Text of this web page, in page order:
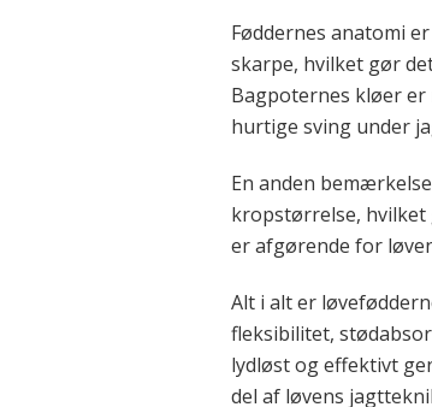
Føddernes anatomi
skarpe, hvilket gør
Bagpoternes kløer
hurtige sving under
En anden
kropstørrelse, hvilket
er afgørende for
Alt i alt er
fleksibilitet,
lydløst og effektivt
del af løvens